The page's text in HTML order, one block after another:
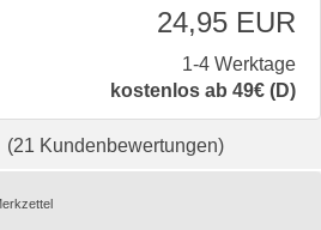
24,95 EUR
1-4 Werktage
kostenlos ab 49€ (D)
(21 Kundenbewertungen)